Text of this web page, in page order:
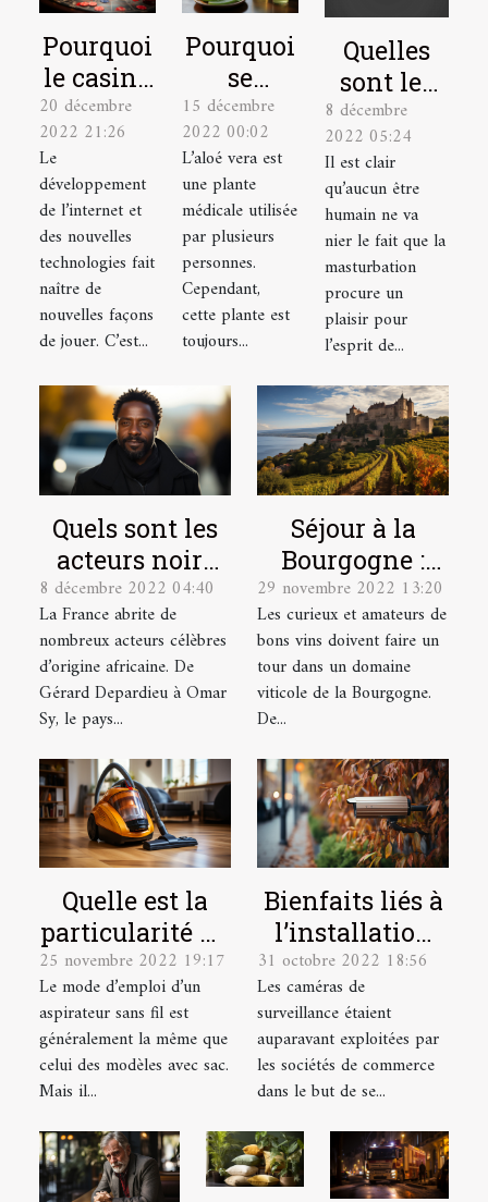
Pourquoi
le casino
en ligne
est-il un
excellent
choix ?
20 décembre
2022 21:26
Le
développement
de l’internet et
des nouvelles
technologies fait
naître de
nouvelles façons
de jouer. C’est...
Pourquoi
se
soigner
avec la
plante
aloé vera
?
15 décembre
2022 00:02
L’aloé vera est
une plante
médicale utilisée
par plusieurs
personnes.
Cependant,
cette plante est
toujours...
Quelles
sont les
astuces
pour bien
se
masturber
?
8 décembre
2022 05:24
Il est clair
qu’aucun être
humain ne va
nier le fait que la
masturbation
procure un
plaisir pour
l’esprit de...
Quels sont les
acteurs noirs
français les
plus célèbres ?
8 décembre 2022 04:40
La France abrite de
nombreux acteurs célèbres
d’origine africaine. De
Gérard Depardieu à Omar
Sy, le pays...
Séjour à la
Bourgogne :
quel domaine
viticole visiter
?
29 novembre 2022 13:20
Les curieux et amateurs de
bons vins doivent faire un
tour dans un domaine
viticole de la Bourgogne.
De...
Quelle est la
particularité du
mode d’emploi
d’un aspirateur
sans sacs ?
25 novembre 2022 19:17
Le mode d’emploi d’un
aspirateur sans fil est
généralement la même que
celui des modèles avec sac.
Mais il...
Bienfaits liés à
l’installation
d’une caméra
de surveillance
chez soi
31 octobre 2022 18:56
Les caméras de
surveillance étaient
auparavant exploitées par
les sociétés de commerce
dans le but de se...